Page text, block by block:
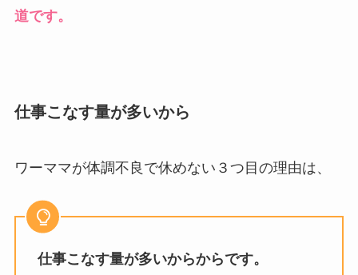
道です。
仕事こなす量が多いから
ワーママが体調不良で休めない３つ目の理由は、
仕事こなす量が多いからからです。